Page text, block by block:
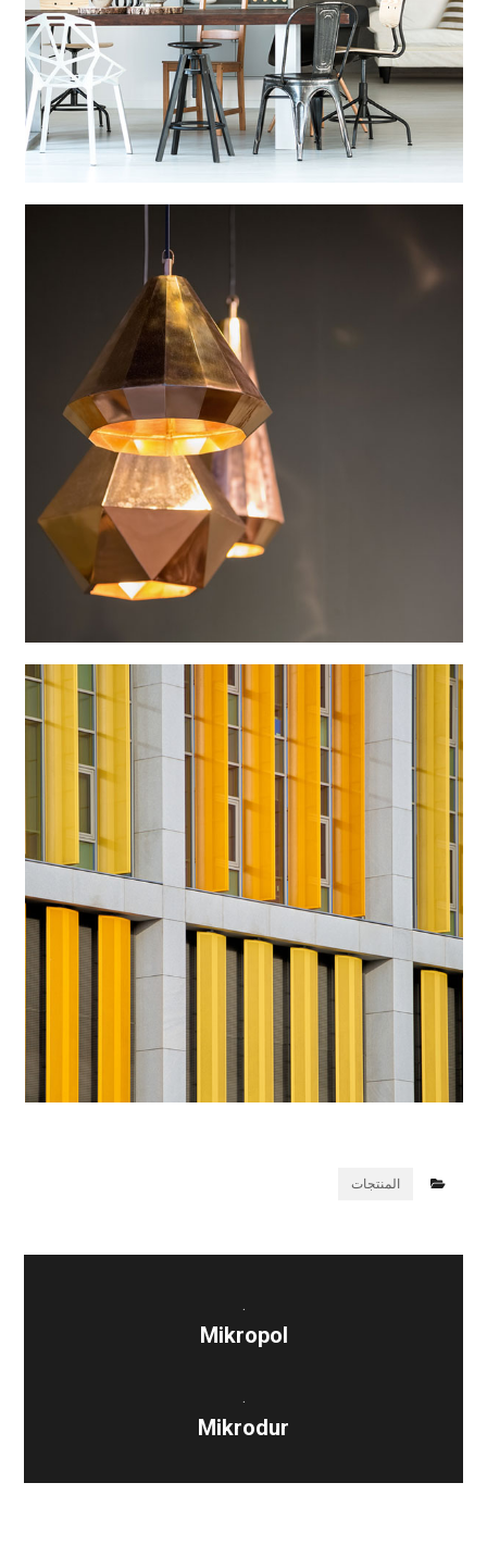
المنتجات
.
Mikropol
.
Mikrodur